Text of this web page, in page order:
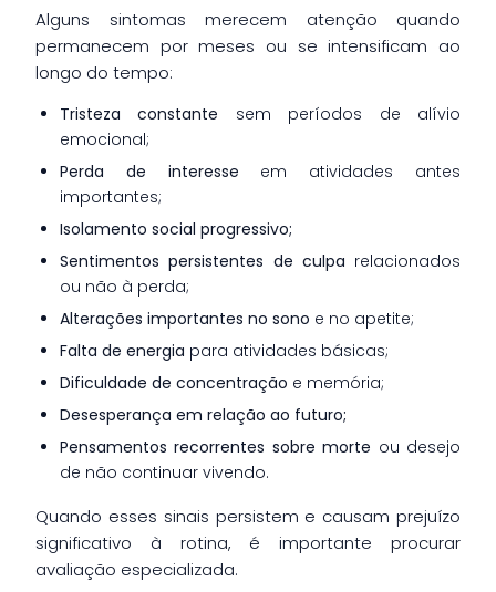
Alguns sintomas merecem atenção quando
permanecem por meses ou se intensificam ao
longo do tempo:
Tristeza constante sem períodos de alívio
emocional;
Perda de interesse em atividades antes
importantes;
Isolamento social progressivo;
Sentimentos persistentes de culpa relacionados
ou não à perda;
Alterações importantes no sono e no apetite;
Falta de energia para atividades básicas;
Dificuldade de concentração e memória;
Desesperança em relação ao futuro;
Pensamentos recorrentes sobre morte ou desejo
de não continuar vivendo.
Quando esses sinais persistem e causam prejuízo
significativo à rotina, é importante procurar
avaliação especializada.